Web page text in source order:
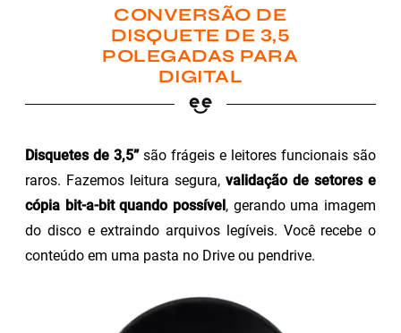
CONVERSÃO DE
DISQUETE DE 3,5
POLEGADAS PARA
DIGITAL
Disquetes de 3,5”são frágeis e leitores funcionais são
raros. Fazemos leitura segura, validação de setores e
cópia bit-a-bit quando possível, gerando uma imagem
do disco e extraindo arquivos legíveis. Você recebe o
conteúdo em uma pasta no Drive ou pendrive.